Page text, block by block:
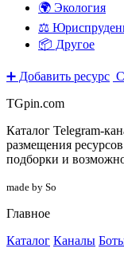
🌍 Экология
⚖️
📦 Другое
➕ Добавить ресурс
TGpin.com
Каталог Telegram-
размещения
подборки и
made by So
Главное
Каталог Каналы